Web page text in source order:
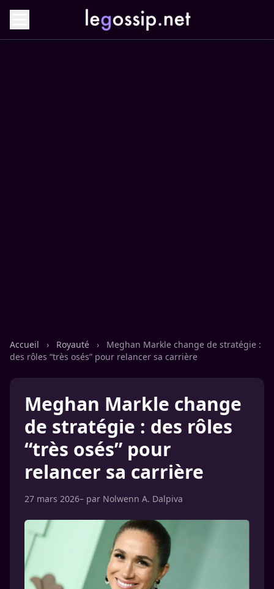
Accueil › Royauté ›
Meghan Markle change de stratégie :
des rôles “très osés” pour relancer sa carrière
Meghan Markle change
de stratégie : des rôles
“très osés” pour
relancer sa carrière
27 mars 2026– par Nolwenn A. Dalpiva